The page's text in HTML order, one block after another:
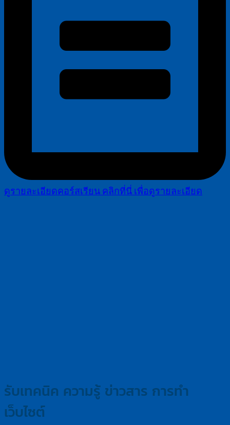
ดูรายละเอียดคอร์สเรียนคลิกที่นี่ เพื่อดูรายละเอียด
รับเทคนิค ความรู้ ข่าวสาร การทำ
เว็บไซต์